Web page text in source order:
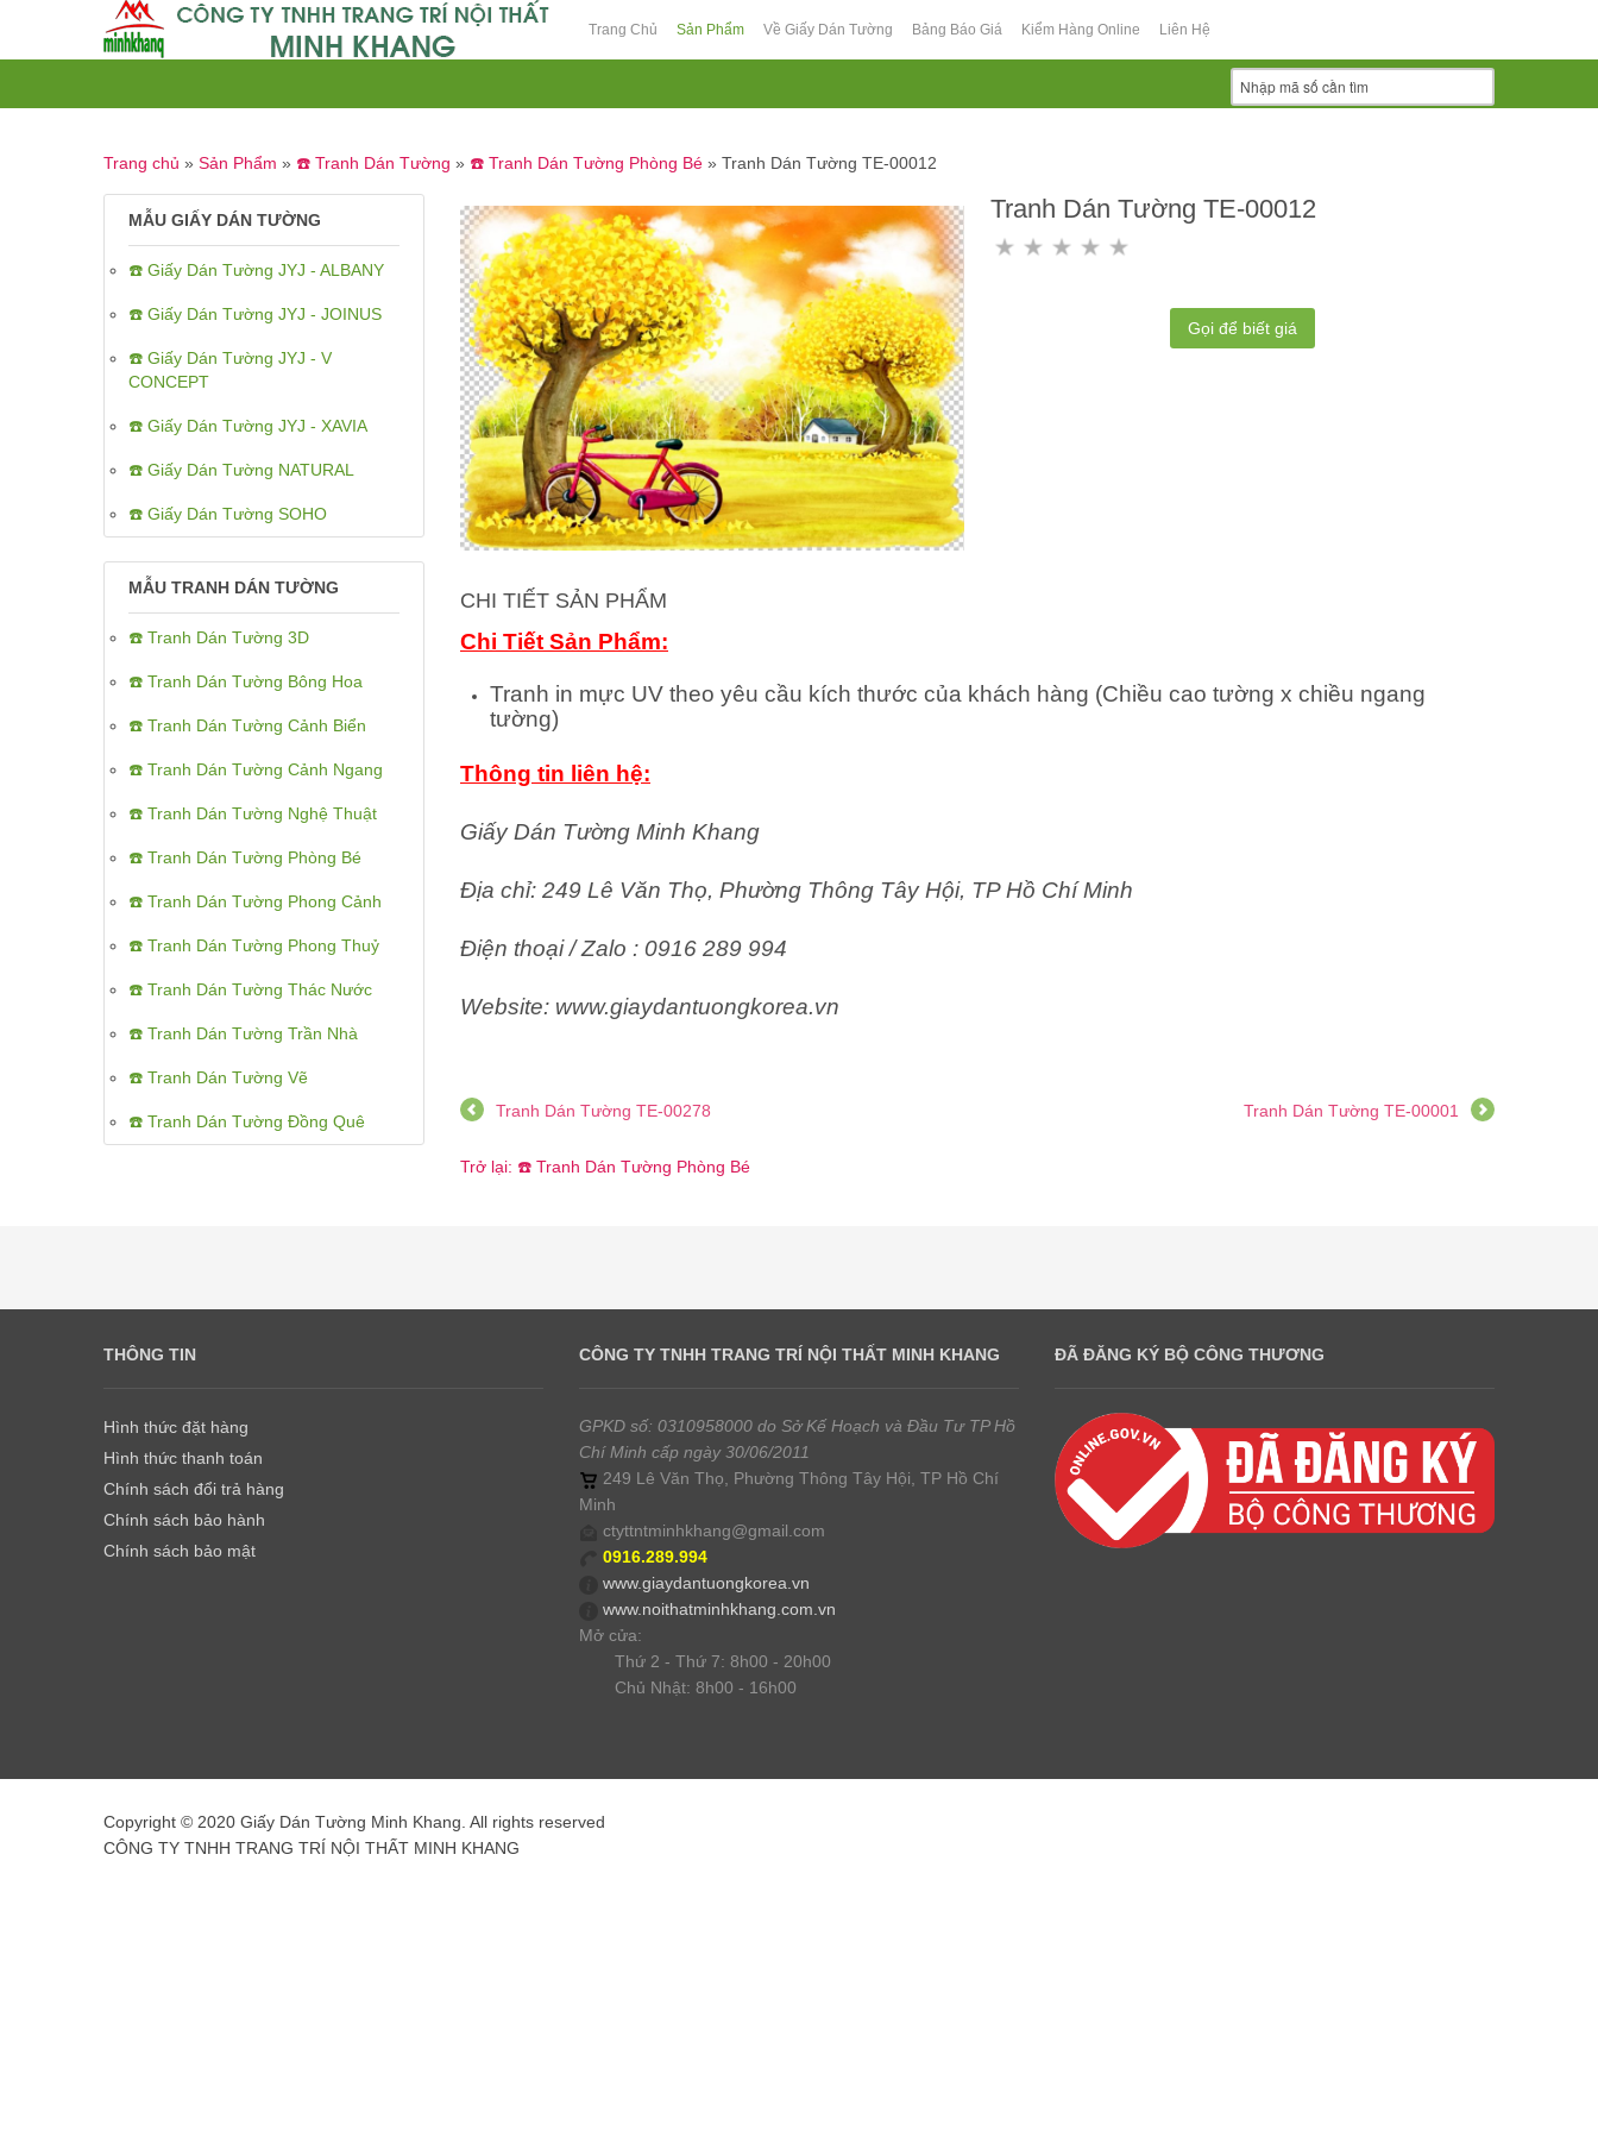
Trang Chủ Sản Phẩm Về Giấy Dán Tường Bảng Báo Giá Kiểm Hàng Online Liên Hệ
Trang chủ » Sản Phẩm » ☎️ Tranh Dán Tường » ☎️ Tranh Dán Tường Phòng Bé » Tranh Dán Tường TE-00012
MẪU GIẤY DÁN TƯỜNG
☎️ Giấy Dán Tường JYJ - ALBANY
☎️ Giấy Dán Tường JYJ - JOINUS
☎️ Giấy Dán Tường JYJ - V
CONCEPT
☎️ Giấy Dán Tường JYJ - XAVIA
☎️ Giấy Dán Tường NATURAL
☎️ Giấy Dán Tường SOHO
MẪU TRANH DÁN TƯỜNG
☎️ Tranh Dán Tường 3D
☎️ Tranh Dán Tường Bông Hoa
☎️ Tranh Dán Tường Cảnh Biển
☎️ Tranh Dán Tường Cảnh Ngang
☎️ Tranh Dán Tường Nghệ Thuật
☎️ Tranh Dán Tường Phòng Bé
☎️ Tranh Dán Tường Phong Cảnh
☎️ Tranh Dán Tường Phong Thuỷ
☎️ Tranh Dán Tường Thác Nước
☎️ Tranh Dán Tường Trần Nhà
☎️ Tranh Dán Tường Vẽ
☎️ Tranh Dán Tường Đồng Quê
Tranh Dán Tường TE-00012
Gọi để biết giá
CHI TIẾT SẢN PHẨM
Chi Tiết Sản Phẩm:
Tranh in mực UV theo yêu cầu kích thước của khách hàng (Chiều cao tường x chiều ngang
tường)
Thông tin liên hệ:
Giấy Dán Tường Minh Khang
Địa chỉ: 249 Lê Văn Thọ, Phường Thông Tây Hội, TP Hồ Chí Minh
Điện thoại / Zalo : 0916 289 994
Website: www.giaydantuongkorea.vn
Tranh Dán Tường TE-00001
Tranh Dán Tường TE-00278
Trở lại: ☎️ Tranh Dán Tường Phòng Bé
THÔNG TIN
Hình thức đặt hàng
Hình thức thanh toán
Chính sách đổi trả hàng
Chính sách bảo hành
Chính sách bảo mật
CÔNG TY TNHH TRANG TRÍ NỘI THẤT MINH KHANG
GPKD số: 0310958000 do Sở Kế Hoạch và Đầu Tư TP Hồ
Chí Minh cấp ngày 30/06/2011
249 Lê Văn Thọ, Phường Thông Tây Hội, TP Hồ Chí
Minh
ctyttntminhkhang@gmail.com
0916.289.994
www.giaydantuongkorea.vn
www.noithatminhkhang.com.vn
Mở cửa:
Thứ 2 - Thứ 7: 8h00 - 20h00
Chủ Nhật: 8h00 - 16h00
ĐÃ ĐĂNG KÝ BỘ CÔNG THƯƠNG
Copyright © 2020 Giấy Dán Tường Minh Khang. All rights reserved
CÔNG TY TNHH TRANG TRÍ NỘI THẤT MINH KHANG